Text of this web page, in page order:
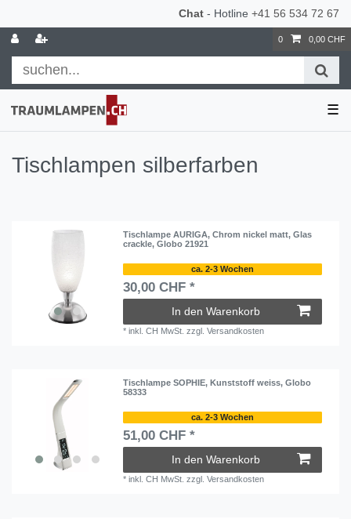
Chat - Hotline +41 56 534 72 67
0 0,00 CHF
☰
Tischlampen silberfarben
Tischlampe AURIGA, Chrom nickel matt, Glas
crackle, Globo 21921
ca. 2-3 Wochen
30,00 CHF *
In den Warenkorb
*inkl. CH MwSt. zzgl.Versandkosten
Tischlampe SOPHIE, Kunststoff weiss, Globo
58333
ca. 2-3 Wochen
51,00 CHF *
In den Warenkorb
*inkl. CH MwSt. zzgl.Versandkosten